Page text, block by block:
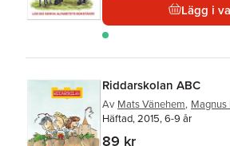
Lägg i
Riddarskolan ABC
Av Mats Vänehem,
Häftad, 2015, 6-9 år
89 kr